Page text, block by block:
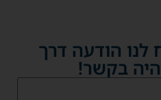
לנו הודעה דרך
בקשר!